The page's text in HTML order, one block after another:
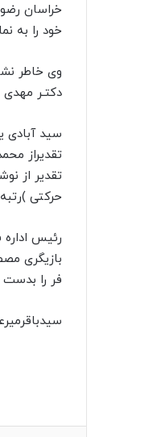
خراسان
خود را به
وی خاطر
دکتـر مهدی
سید آبادی
تقدیراز
تقدیر از
حرکتی
رئیس
بازیگری
فر را بدست